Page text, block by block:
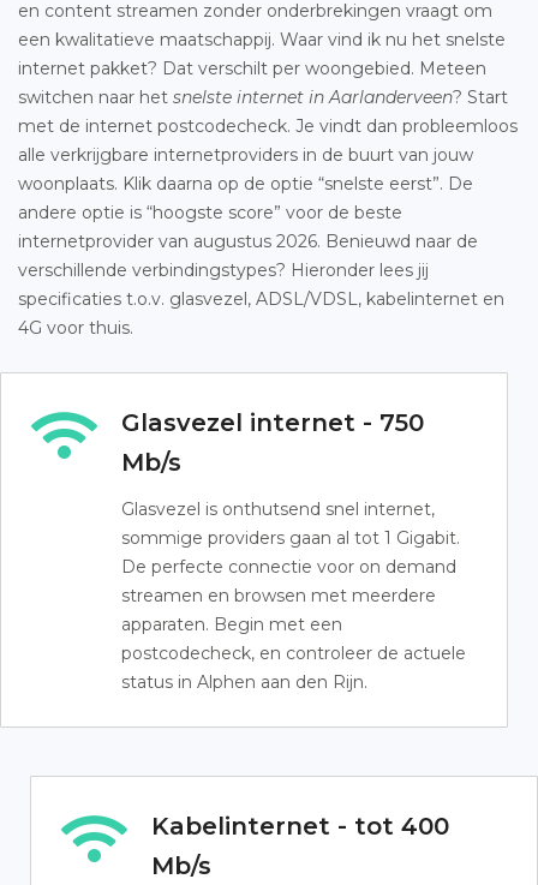
en content streamen zonder onderbrekingen vraagt om
een kwalitatieve maatschappij. Waar vind ik nu het snelste
internet pakket? Dat verschilt per woongebied. Meteen
switchen naar het snelste internet in Aarlanderveen? Start
met de internet postcodecheck. Je vindt dan probleemloos
alle verkrijgbare internetproviders in de buurt van jouw
woonplaats. Klik daarna op de optie “snelste eerst”. De
andere optie is “hoogste score” voor de beste
internetprovider van augustus 2026. Benieuwd naar de
verschillende verbindingstypes? Hieronder lees jij
specificaties t.o.v. glasvezel, ADSL/VDSL, kabelinternet en
4G voor thuis.
Glasvezel internet - 750
Mb/s
Glasvezel is onthutsend snel internet,
sommige providers gaan al tot 1 Gigabit.
De perfecte connectie voor on demand
streamen en browsen met meerdere
apparaten. Begin met een
postcodecheck, en controleer de actuele
status in Alphen aan den Rijn.
Kabelinternet - tot 400
Mb/s